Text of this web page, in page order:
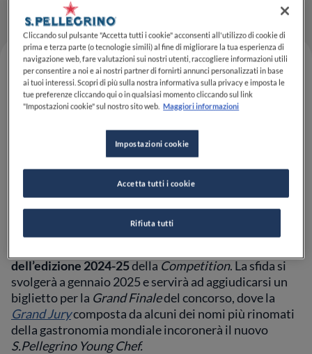
Ci siamo: dopo una lunga ed accurata selezione,
S.Pellegrino Young Chef Academy
annunciare i nomi dei10 giovani chefche
dell’edizione 2024-25della Competition. La sfida si
svolgerà a gennaio 2025 e servirà ad aggiudicarsi un
biglietto per la Grand Finaledel concorso, dove la
Grand Jurycomposta da alcuni dei nomi più rinomati
della gastronomia mondiale incoronerà il nuovo
S.Pellegrino Young Chef.
Cliccando sul pulsante "Accetta tutti i cookie" acconsenti all'utilizzo di cookie di
prima e terza parte (o tecnologie simili) al fine di migliorare la tua esperienza di
navigazione web, fare valutazioni sui nostri utenti, raccogliere informazioni utili
per consentire a noi e ai nostri partner di fornirti annunci personalizzati in base
ai tuoi interessi. Scopri di più sulla nostra informativa sulla privacy e imposta le
tue preferenze cliccando qui o in qualsiasi momento cliccando sul link
"Impostazioni cookie" sul nostro sito web. Maggiori informazioni
Impostazioni cookie
Rifiuta tutti
Accetta tutti i cookie